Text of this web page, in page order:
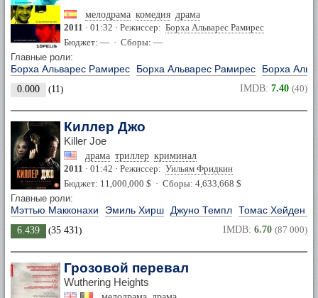
мелодрама комедия драма
2011 · 01:32 · Режиссер: Борха Альварес Рамирес
Бюджет: — · Сборы: —
Главные роли:
Борха Альварес Рамирес Борха Альварес Рамирес Борха
0.000 (11) IMDB: 7.40 (40)
Киллер Джо
Killer Joe
драма триллер криминал
2011 · 01:42 · Режиссер: Уильям Фридкин
Бюджет: 11,000,000 $ · Сборы: 4,633,668 $
Главные роли:
Мэттью Макконахи Эмиль Хирш Джуно Темпл Томас Хейден
6.439 (35 431) IMDB: 6.70 (87 000)
Грозовой перевал
Wuthering Heights